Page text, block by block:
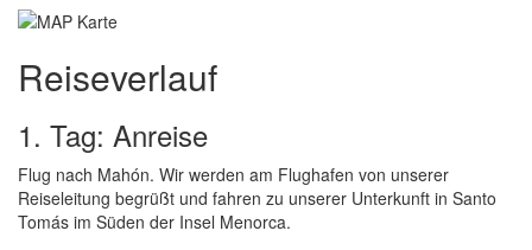
Reiseverlauf
1. Tag: Anreise
Flug nach Mahón. Wir werden am Flughafen von unserer
Reiseleitung begrüßt und fahren zu unserer Unterkunft in Santo
Tomás im Süden der Insel Menorca.